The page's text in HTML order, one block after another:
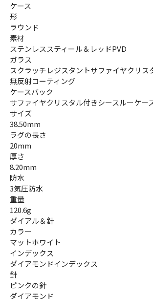
ケース
形
ラウンド
素材
ステンレススティール＆レッドPVD
ガラス
スクラッチレジスタントサファイヤクリス
無反射コーティング
ケースバック
サファイヤクリスタル付きシースルーケー
サイズ
38.50mm
ラグの長さ
20mm
厚さ
8.20mm
防水
3気圧防水
重量
120.6g
ダイアル＆針
カラー
マットホワイト
インデックス
ダイアモンドインデックス
針
ピンクの針
ダイアモンド